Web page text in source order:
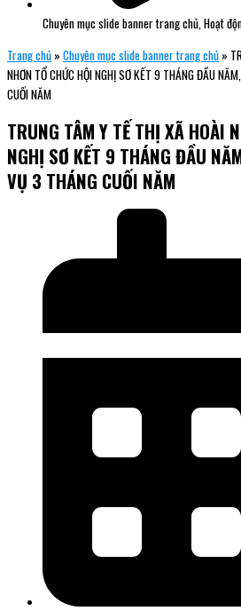
Chuyên mục slide banner trang chủ,Hoạt
Trang chủ » Chuyên mục slide banner trang chủ »
NHƠN TỔ CHỨC HỘI NGHỊ SƠ KẾT 9 THÁNG ĐẦU
CUỐI NĂM
TRUNG TÂM Y TẾ THỊ XÃ HOÀI
NGHỊ SƠ KẾT 9 THÁNG ĐẦU
VỤ 3 THÁNG CUỐI NĂM